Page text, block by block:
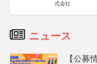
式会社
ニュース
【公募